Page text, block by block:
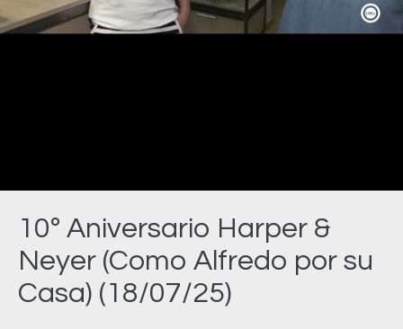
10º Aniversario Harper &
Neyer (Como Alfredo por su
Casa) (18/07/25)
Video